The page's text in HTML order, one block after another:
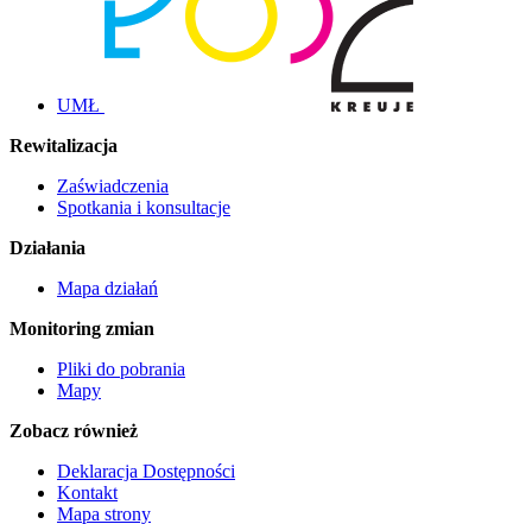
UMŁ
Rewitalizacja
Zaświadczenia
Spotkania i konsultacje
Działania
Mapa działań
Monitoring zmian
Pliki do pobrania
Mapy
Zobacz również
Deklaracja Dostępności
Kontakt
Mapa strony